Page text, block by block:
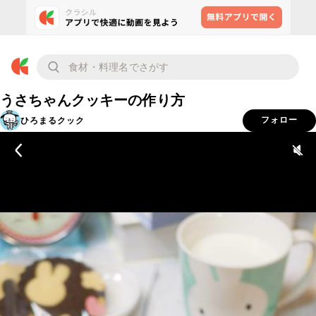
うさちゃんクッキーの作り方
ひろまるクック フォロー